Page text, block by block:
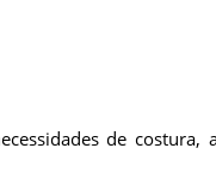
de costura,